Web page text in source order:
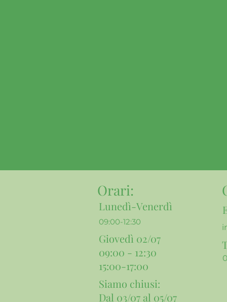
Orari:
Lunedì-Venerdì
09:00-12:30
Giovedì 02/07
09:00 - 12:30
15:00-17:00
Siamo chiusi:
Dal 03/07 al 05/07